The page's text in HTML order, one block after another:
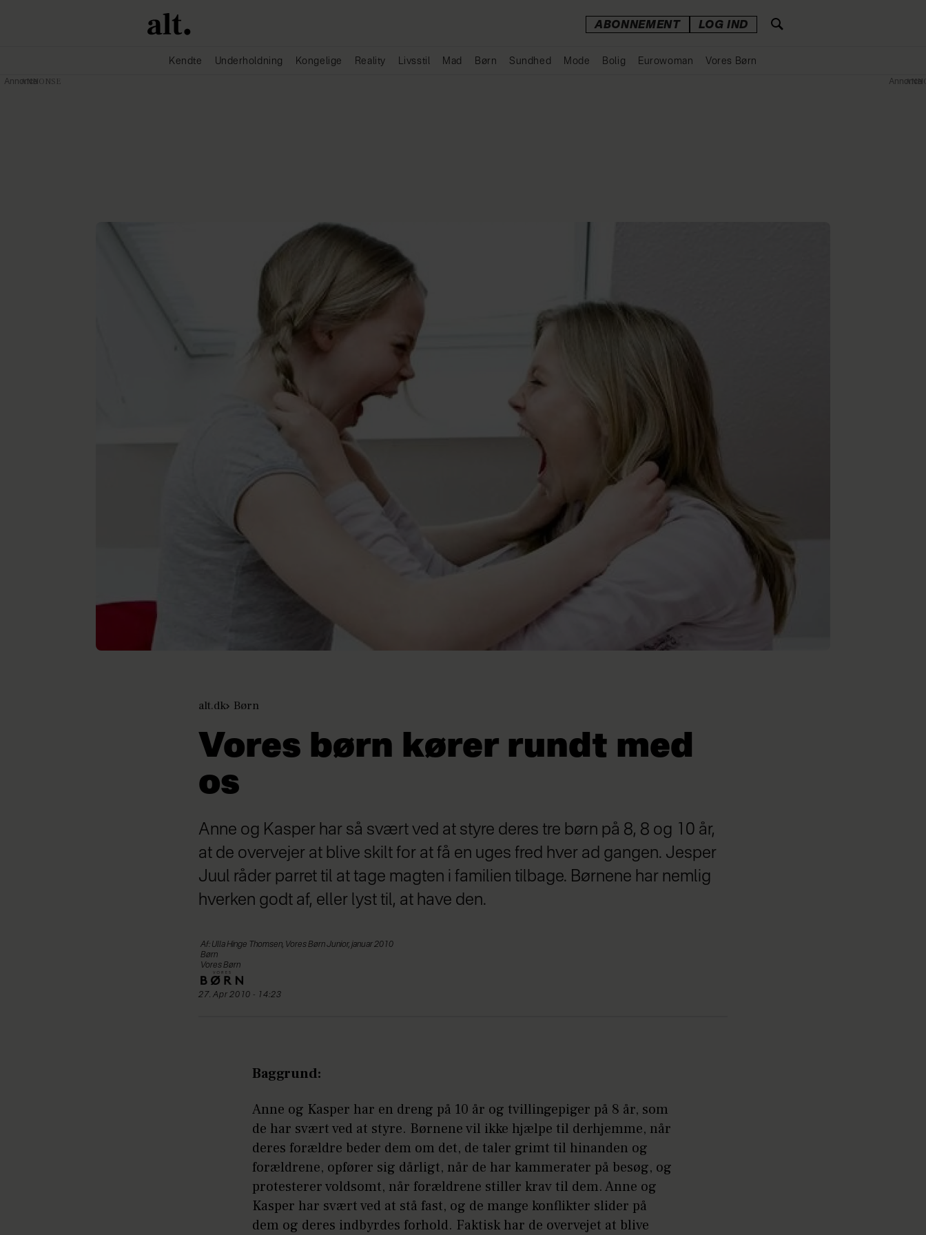
ABONNEMENT LOG IND
Kendte Underholdning Kongelige Reality Livsstil Mad Børn Sundhed Mode Bolig Eurowoman Vores Børn
alt.dk Børn
Vores børn kører rundt med
os
Anne og Kasper har så svært ved at styre deres tre børn på 8, 8 og 10 år,
at de overvejer at blive skilt for at få en uges fred hver ad gangen. Jesper
Juul råder parret til at tage magten i familien tilbage. Børnene har nemlig
hverken godt af, eller lyst til, at have den.
Af: Ulla Hinge Thomsen, Vores Børn Junior, januar 2010
Børn
Vores Børn
27. Apr 2010 - 14:23
Baggrund:
Anne og Kasper har en dreng på 10 år og tvillingepiger på 8 år, som
de har svært ved at styre. Børnene vil ikke hjælpe til derhjemme, når
deres forældre beder dem om det, de taler grimt til hinanden og
forældrene, opfører sig dårligt, når de har kammerater på besøg, og
protesterer voldsomt, når forældrene stiller krav til dem. Anne og
Kasper har svært ved at stå fast, og de mange konflikter slider på
dem og deres indbyrdes forhold. Faktisk har de overvejet at blive
Annonce Annonce